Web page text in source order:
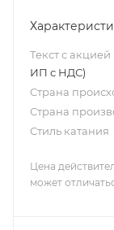
Текст с акцией
ИП с НДС)
Страна
Страна
Стиль катания
Цена
может